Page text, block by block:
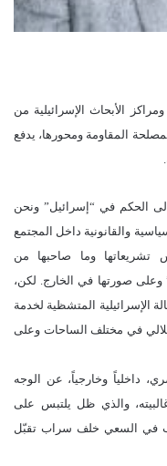
الأبحاث الإسرائيلية من
المقاومة ومحورها، يدفع
الحكم في “إسرائيل” ونحن
والقانونية داخل المجتمع
تشريعاتها وما صاحبها من
وعلى صورتها في الخارج. لكن،
الإسرائيلية المتشظية لخدمة
في مختلف الساحات وعلى
داخلياً وخارجياً، عن الوجه
والذي ظل يلتبس على
في السعي خلف سراب تقبّل